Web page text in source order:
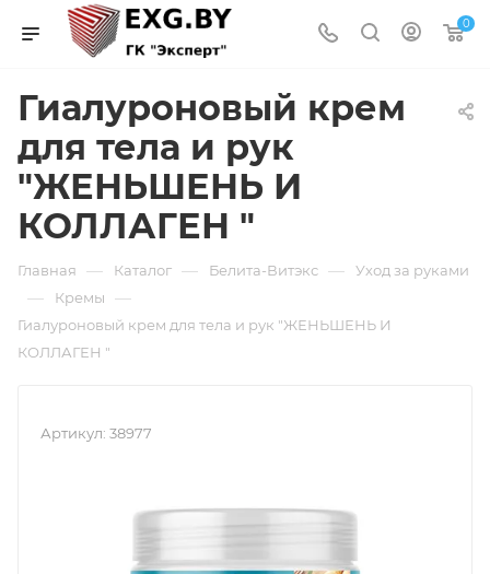
0
Гиалуроновый крем
для тела и рук
"ЖЕНЬШЕНЬ И
КОЛЛАГЕН "
Главная — Каталог — Белита-Витэкс — Уход за руками
— Кремы —
Гиалуроновый крем для тела и рук "ЖЕНЬШЕНЬ И
КОЛЛАГЕН "
Артикул: 38977